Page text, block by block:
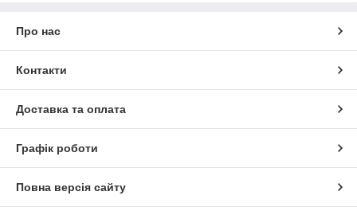
Про нас
Контакти
Доставка та оплата
Графік роботи
Повна версія сайту